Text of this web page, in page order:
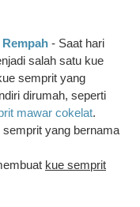
- Saat hari
salah satu kue
semprit yang
dirumah, seperti
mawar cokelat.
yang bernama
kue semprit